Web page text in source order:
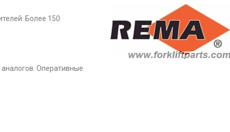
Более 150
Оперативные